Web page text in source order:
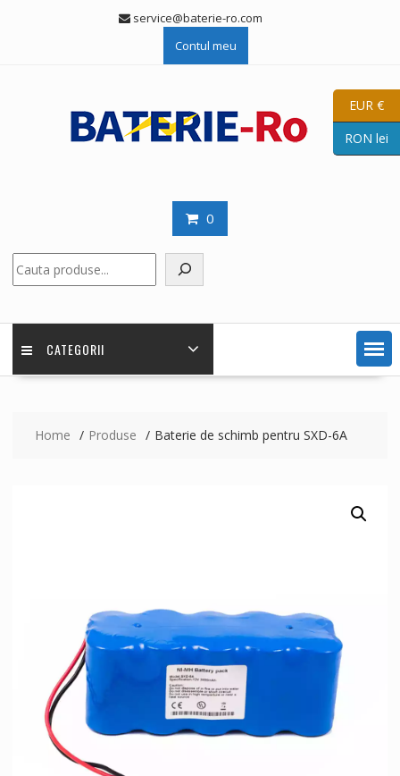
service@baterie-ro.com
Contul meu
0
CATEGORII
Home Produse Baterie de schimb pentru SXD-6A
EUR €
RON lei